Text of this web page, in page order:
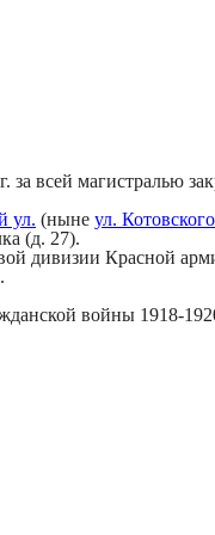
за всей магистралью
ул. (ныне ул. Котовского
(д. 27).
дивизии Красной
войны 1918-